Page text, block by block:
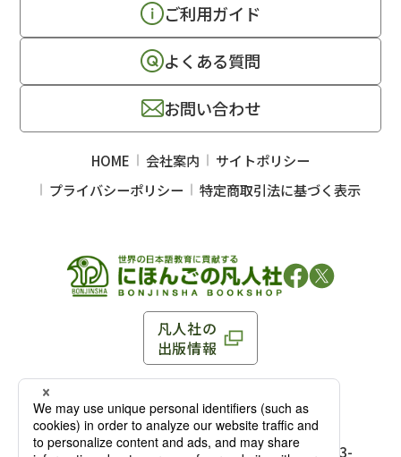
凡人社の
出版情報
〒102-0093 東京都千代田区平河町 1-3-13 8F
TEL：03-3263-3959／FAX：03-3263-3116
〒102-0093 東京都千代田区平河町1-3-
ご利用ガイド
よくある質問
お問い合わせ
HOME 会社案内
サイトポリシー
プライバシーポリシー
特定商取引法に基づく表示